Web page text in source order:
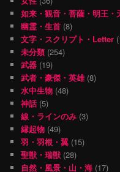
如来・観音・菩薩・明王・
幽霊・生首 (8)
文字・スクリプト・Letter
未分類(254)
武器 (19)
武者・豪傑・英雄(8)
水中生物 (48)
神話 (5)
線・ラインのみ (3)
縁起物 (49)
羽・羽根・翼 (15)
聖獣・瑞獣 (28)
自然・風景・山・海 (17)